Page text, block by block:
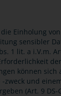
Einholung
sensibler
1 lit. a i.V.m.
können sich
zweck und
(Art. 9 DS-